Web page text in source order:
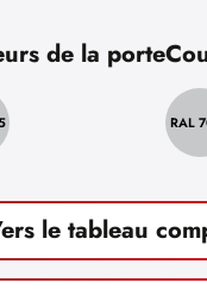
de la porte
RAL
le tableau